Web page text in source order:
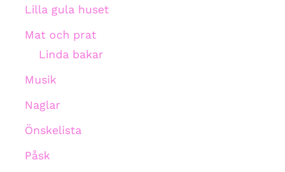
Lilla gula huset
Mat och prat
Linda bakar
Musik
Naglar
Önskelista
Påsk